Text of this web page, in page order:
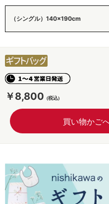
￥8,800
（シングル）140×190cm